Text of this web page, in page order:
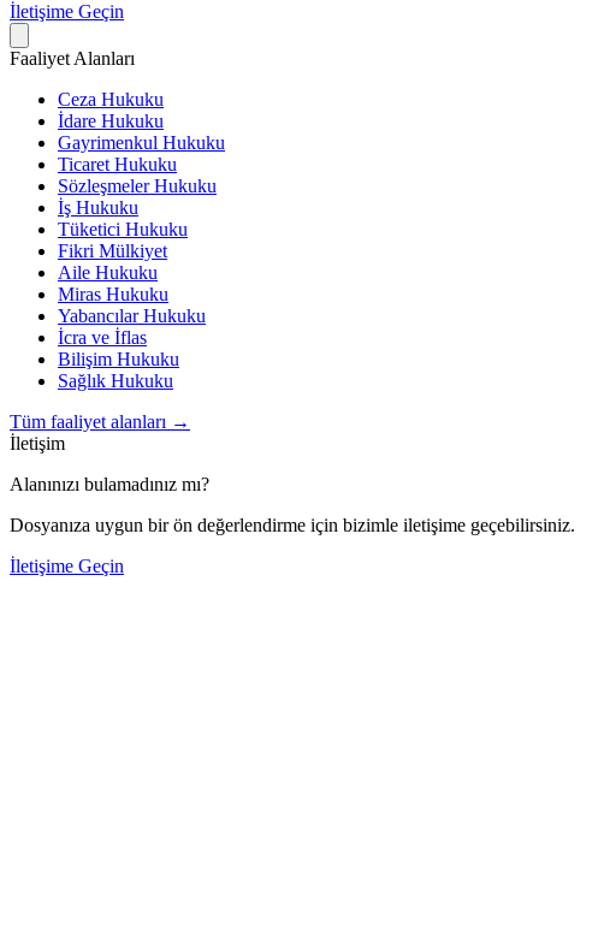
İletişime Geçin
Faaliyet Alanları
Ceza Hukuku
İdare Hukuku
Gayrimenkul Hukuku
Ticaret Hukuku
Sözleşmeler Hukuku
İş Hukuku
Tüketici Hukuku
Fikri Mülkiyet
Aile Hukuku
Miras Hukuku
Yabancılar Hukuku
İcra ve İflas
Bilişim Hukuku
Sağlık Hukuku
Tüm faaliyet alanları →
İletişim
Alanınızı bulamadınız mı?
Dosyanıza uygun bir ön değerlendirme için bizimle iletişime geçebilirsiniz.
İletişime Geçin